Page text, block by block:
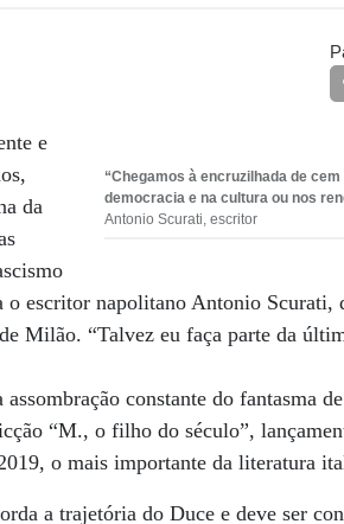
“Chegamos à encruzilhada de
democracia e na cultura ou nos
Antonio Scurati, escritor
e
da
o escritor napolitano Antonio Scurati,
Milão. “Talvez eu faça parte da
constante do fantasma
“M., o filho do século”,
o mais importante da literatura
a trajetória do Duce e deve ser